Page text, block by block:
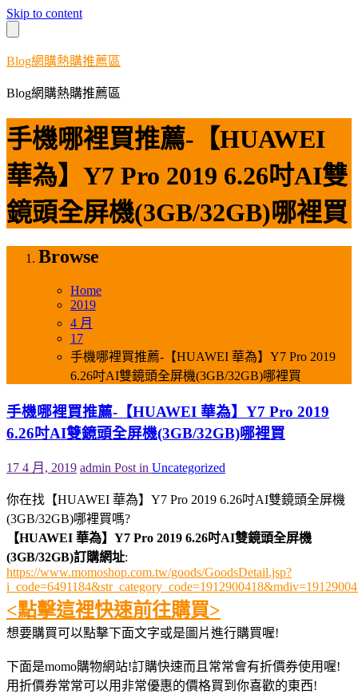
Skip to content
Blog網購熱購推薦區
Blog網購熱購推薦區
手機哪裡買推薦-【HUAWEI
華為】Y7 Pro 2019 6.26吋AI雙
鏡頭全屏機(3GB/32GB)哪裡買
Browse
Home
2019
4 月
17
手機哪裡買推薦-【HUAWEI 華為】Y7 Pro 2019
6.26吋AI雙鏡頭全屏機(3GB/32GB)哪裡買
手機哪裡買推薦-【HUAWEI 華為】Y7 Pro 2019
6.26吋AI雙鏡頭全屏機(3GB/32GB)哪裡買
17 4 月, 2019 admin Post in Uncategorized
你在找【HUAWEI 華為】Y7 Pro 2019 6.26吋AI雙鏡頭全屏機
(3GB/32GB)哪裡買嗎?
【HUAWEI 華為】Y7 Pro 2019 6.26吋AI雙鏡頭全屏機
(3GB/32GB)訂購網址:
https://www.momoshop.com.tw/goods/GoodsDetail.jsp?
<點擊這裡快速前往購買>
想要購買可以點擊下面文字或是圖片進行購買喔!
下面是momo購物網站!訂購快速而且常常會有折價券使用喔!
用折價券常常可以用非常優惠的價格買到你喜歡的東西!